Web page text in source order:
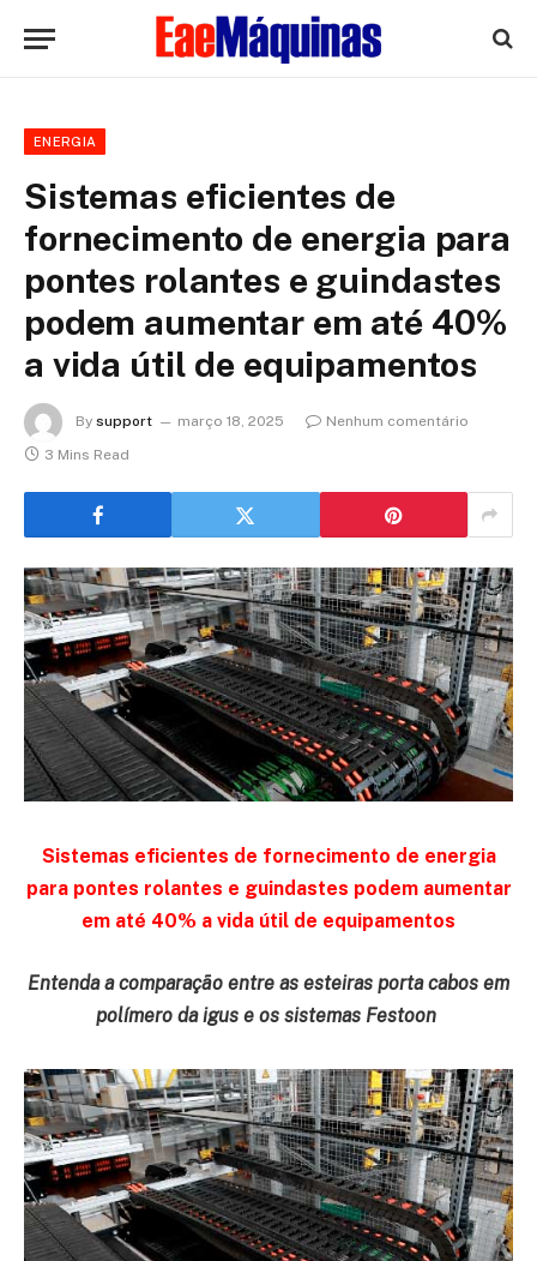
ENERGIA
Sistemas eficientes de
fornecimento de energia para
pontes rolantes e guindastes
podem aumentar em até 40%
a vida útil de equipamentos
By support março 18, 2025
Nenhum comentário
3 Mins Read
Sistemas eficientes de fornecimento de energia
para pontes rolantes e guindastes podem aumentar
em até 40% a vida útil de equipamentos
Entenda acomparação entre as esteiras porta cabos em
polímero da igus e os sistemas Festoon